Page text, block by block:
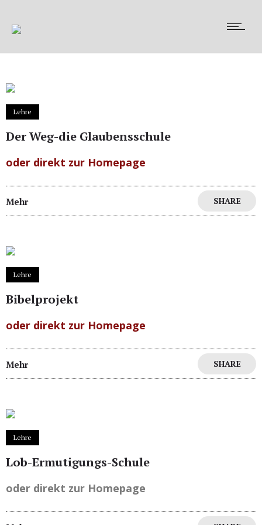
Lehre
Der Weg-die Glaubensschule
oder direkt zur Homepage
Mehr SHARE
Lehre
Bibelprojekt
oder direkt zur Homepage
Mehr SHARE
Lehre
Lob-Ermutigungs-Schule
oder direkt zur Homepage